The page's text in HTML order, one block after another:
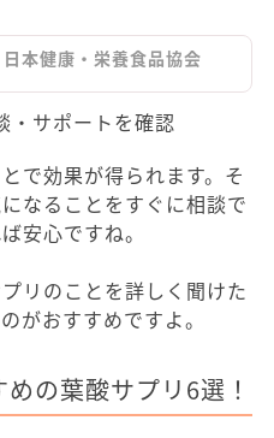
本健康・栄養食品協会
・サポートを確認
で効果が得られます。そ
なることをすぐに相談で
安心ですね。
リのことを詳しく聞けた
がおすすめですよ。
の葉酸サプリ6選！